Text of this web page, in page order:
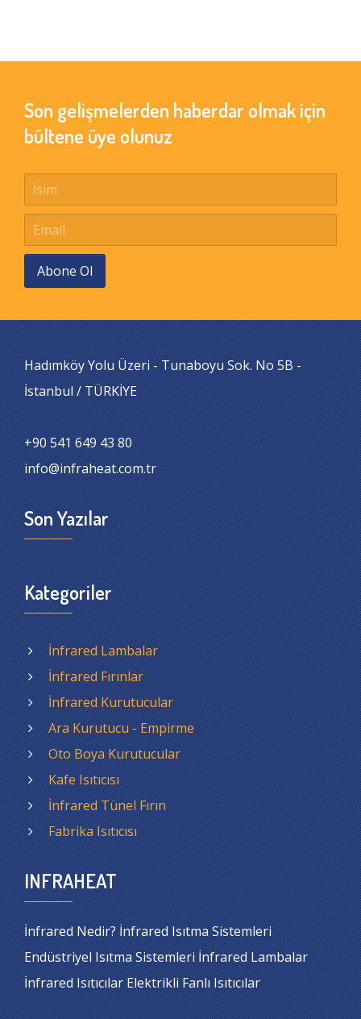
Son gelişmelerden haberdar olmak için
bültene üye olunuz
Abone Ol
Hadımköy Yolu Üzeri - Tunaboyu Sok. No 5B -
İstanbul / TÜRKİYE
+90 541 649 43 80
info@infraheat.com.tr
Son Yazılar
Kategoriler
İnfrared Lambalar
İnfrared Fırınlar
İnfrared Kurutucular
Ara Kurutucu - Empirme
Oto Boya Kurutucular
Kafe Isıtıcısı
İnfrared Tünel Fırın
Fabrika Isıtıcısı
INFRAHEAT
İnfrared Nedir? İnfrared Isıtma Sistemleri
Endüstriyel Isıtma Sistemleri İnfrared Lambalar
İnfrared Isıtıcılar Elektrikli Fanlı Isıtıcılar